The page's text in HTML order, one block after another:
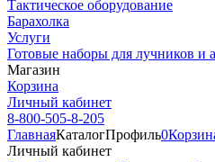
Тактическое оборудование
Барахолка
Услуги
Готовые наборы для лучников и
Магазин
Корзина
Личный кабинет
8-800-505-8-205
ГлавнаяКаталогПрофиль0
Личный кабинет